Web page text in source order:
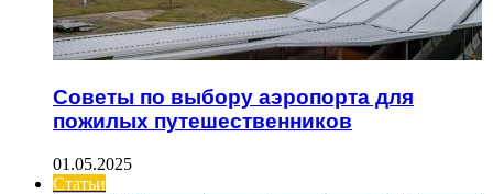
Советы по выбору аэропорта для
пожилых путешественников
01.05.2025
Статьи